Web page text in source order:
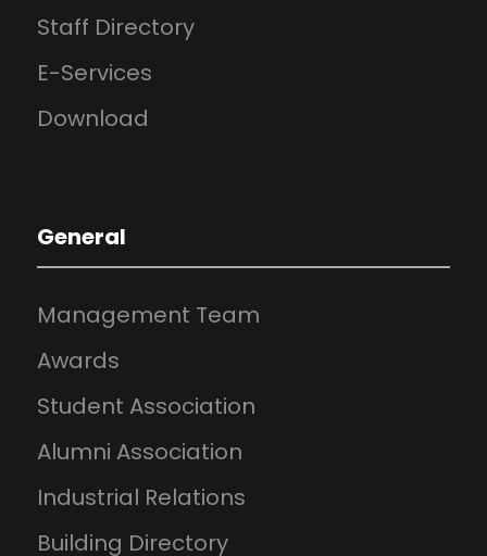
Staff Directory
E-Services
Download
General
Management Team
Awards
Student Association
Alumni Association
Industrial Relations
Building Directory